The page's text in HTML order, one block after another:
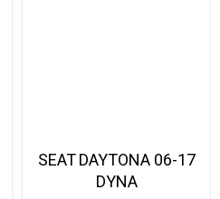
SEAT DAYTONA 06-17
DYNA